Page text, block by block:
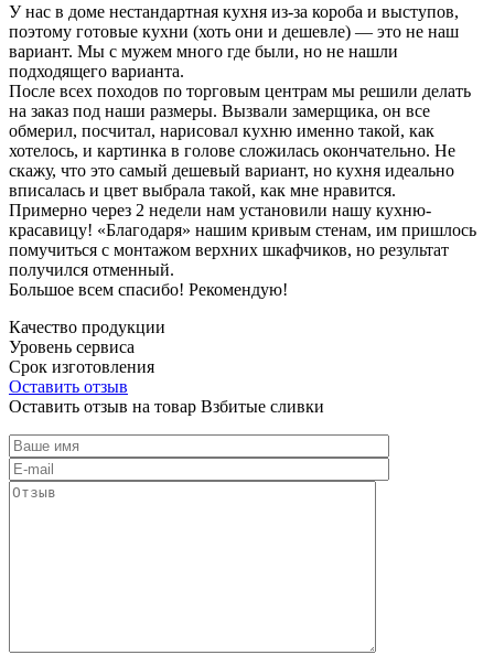
У нас в доме нестандартная кухня из-за короба и выступов,
поэтому готовые кухни (хоть они и дешевле) — это не наш
вариант. Мы с мужем много где были, но не нашли
подходящего варианта.
После всех походов по торговым центрам мы решили делать
на заказ под наши размеры. Вызвали замерщика, он все
обмерил, посчитал, нарисовал кухню именно такой, как
хотелось, и картинка в голове сложилась окончательно. Не
скажу, что это самый дешевый вариант, но кухня идеально
вписалась и цвет выбрала такой, как мне нравится.
Примерно через 2 недели нам установили нашу кухню-
красавицу! «Благодаря» нашим кривым стенам, им пришлось
помучиться с монтажом верхних шкафчиков, но результат
получился отменный.
Большое всем спасибо! Рекомендую!
Качество продукции
Уровень сервиса
Срок изготовления
Оставить отзыв
Оставить отзыв на товар Взбитые сливки